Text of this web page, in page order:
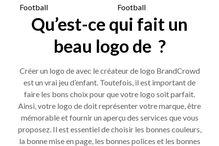
Qu’est-ce qui fait un
beau logo de ?
Créer un logo de avec le créateur de logo BrandCrowd
est un vrai jeu d’enfant. Toutefois, il est important de
faire les bons choix pour que votre logo soit parfait.
Ainsi, votre logo de doit représenter votre marque, être
mémorable et fournir un aperçu des services que vous
proposez. Il est essentiel de choisir les bonnes couleurs,
la bonne mise en page, les bonnes polices et les bonnes